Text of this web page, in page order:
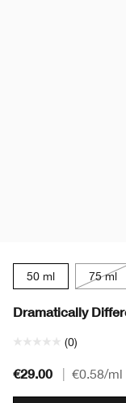
50 ml 75 ml
Dramatically
(0)
€29.00 €0.58/ml